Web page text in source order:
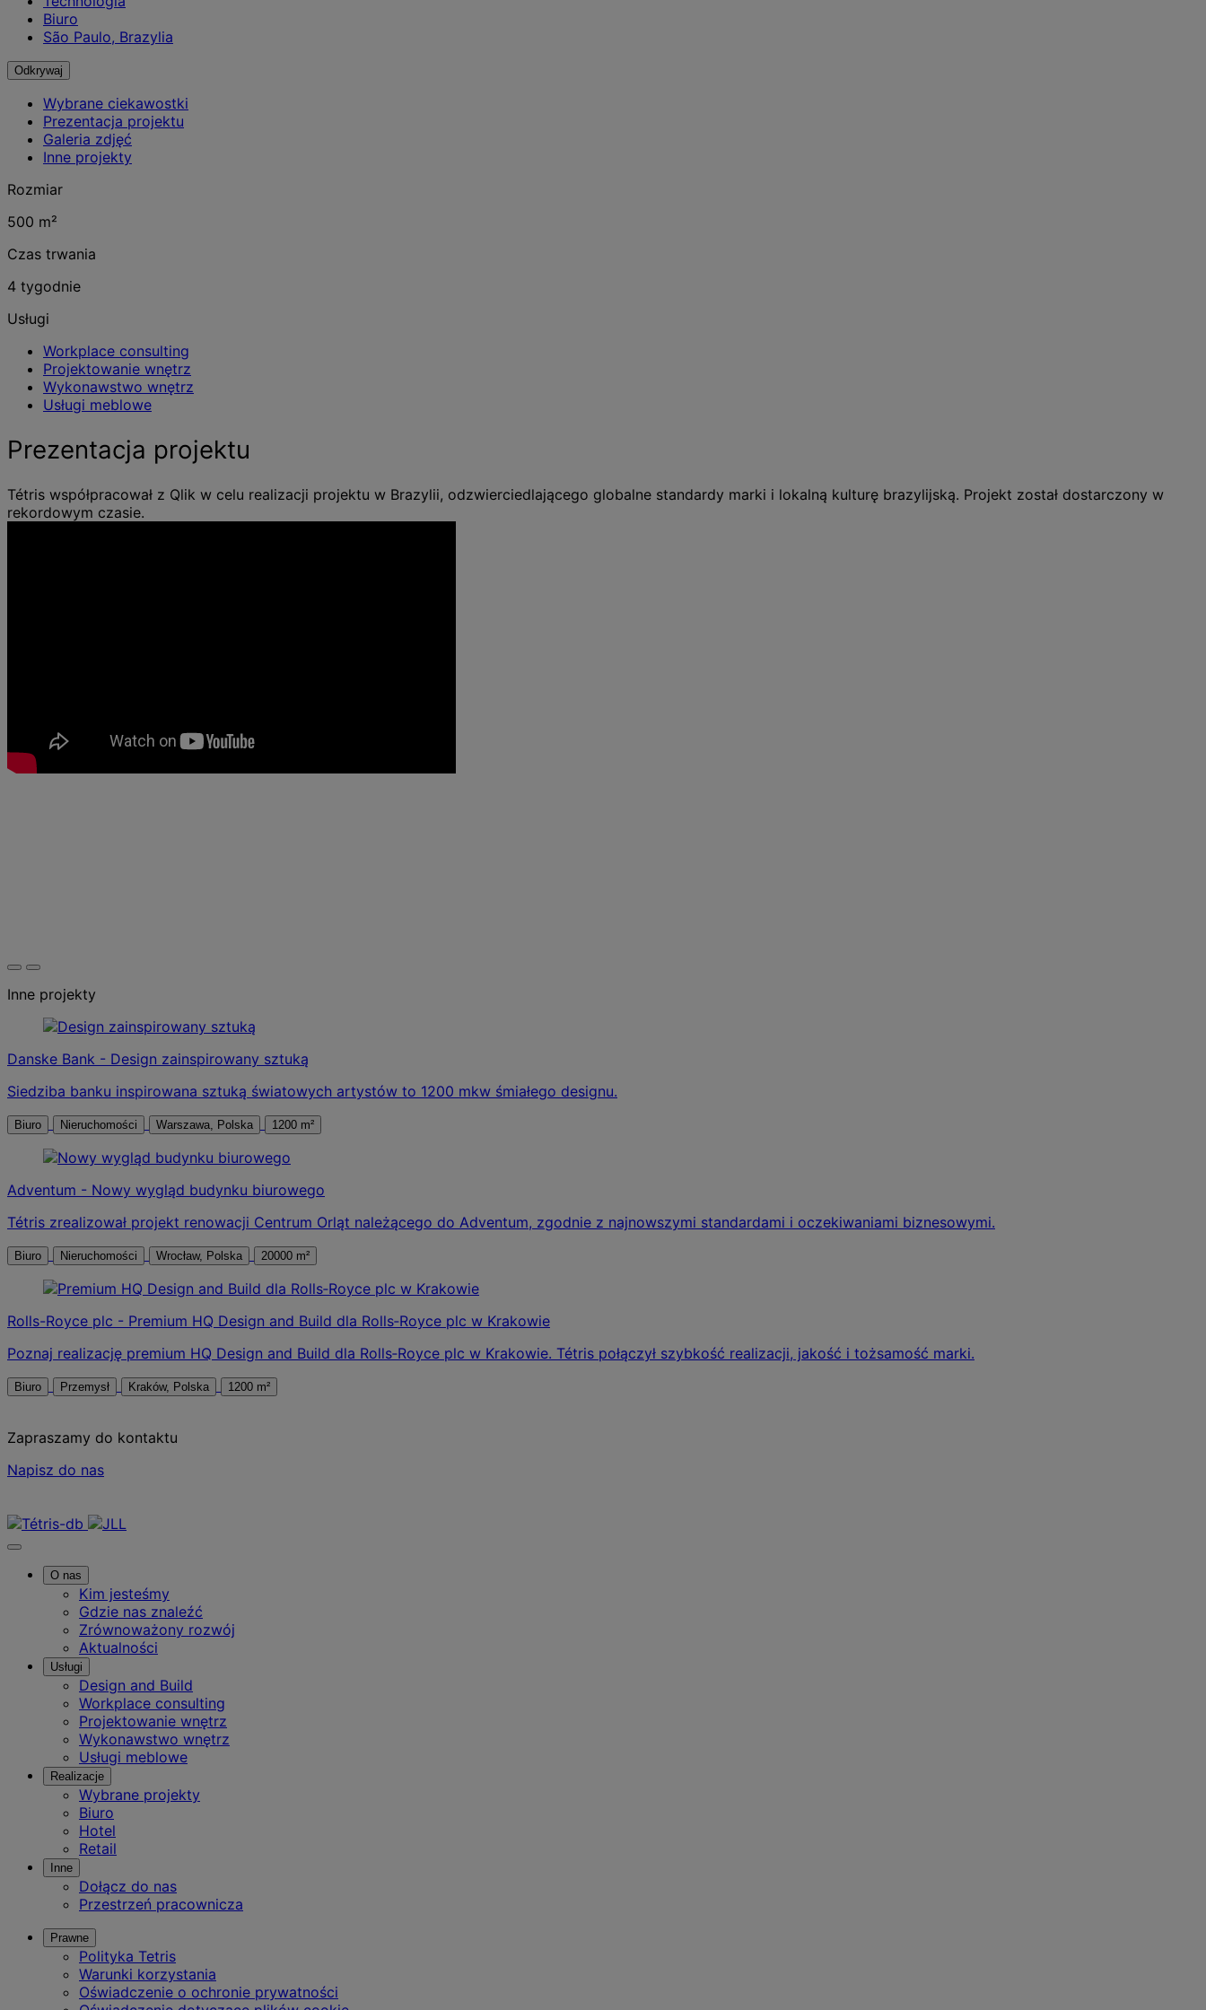
Biuro
São Paulo, Brazylia
Odkrywaj
Wybrane ciekawostki
Prezentacja projektu
Galeria zdjęć
Inne projekty
Rozmiar
500 m²
Czas trwania
4 tygodnie
Usługi
Workplace consulting
Projektowanie wnętrz
Wykonawstwo wnętrz
Usługi meblowe
Prezentacja projektu
Tétris współpracował z Qlik w celu realizacji projektu w Brazylii, odzwierciedlającego globalne standardy marki i lokalną kulturę brazylijską. Projekt został dostarczony w
rekordowym czasie.
Inne projekty
Danske Bank - Design zainspirowany sztuką
Siedziba banku inspirowana sztuką światowych artystów to 1200 mkw śmiałego designu.
Biuro Nieruchomości Warszawa, Polska 1200 m²
Adventum - Nowy wygląd budynku biurowego
Tétris zrealizował projekt renowacji Centrum Orląt należącego do Adventum, zgodnie z najnowszymi standardami i oczekiwaniami biznesowymi.
Biuro Nieruchomości Wrocław, Polska 20000 m²
Rolls-Royce plc - Premium HQ Design and Build dla Rolls‑Royce plc w Krakowie
Poznaj realizację premium HQ Design and Build dla Rolls‑Royce plc w Krakowie. Tétris połączył szybkość realizacji, jakość i tożsamość marki.
Biuro Przemysł Kraków, Polska 1200 m²
Zapraszamy do kontaktu
Napisz do nas
O nas
Kim jesteśmy
Gdzie nas znaleźć
Zrównoważony rozwój
Aktualności
Usługi
Design and Build
Workplace consulting
Projektowanie wnętrz
Wykonawstwo wnętrz
Usługi meblowe
Realizacje
Wybrane projekty
Biuro
Hotel
Retail
Inne
Dołącz do nas
Przestrzeń pracownicza
Prawne
Polityka Tetris
Warunki korzystania
Oświadczenie o ochronie prywatności